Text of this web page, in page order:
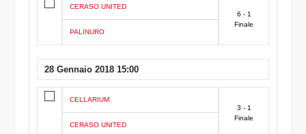
CERASO UNITED
PALINURO
6 - 1
Finale
28 Gennaio 2018 15:00
CELLARIUM
CERASO UNITED
3 - 1
Finale